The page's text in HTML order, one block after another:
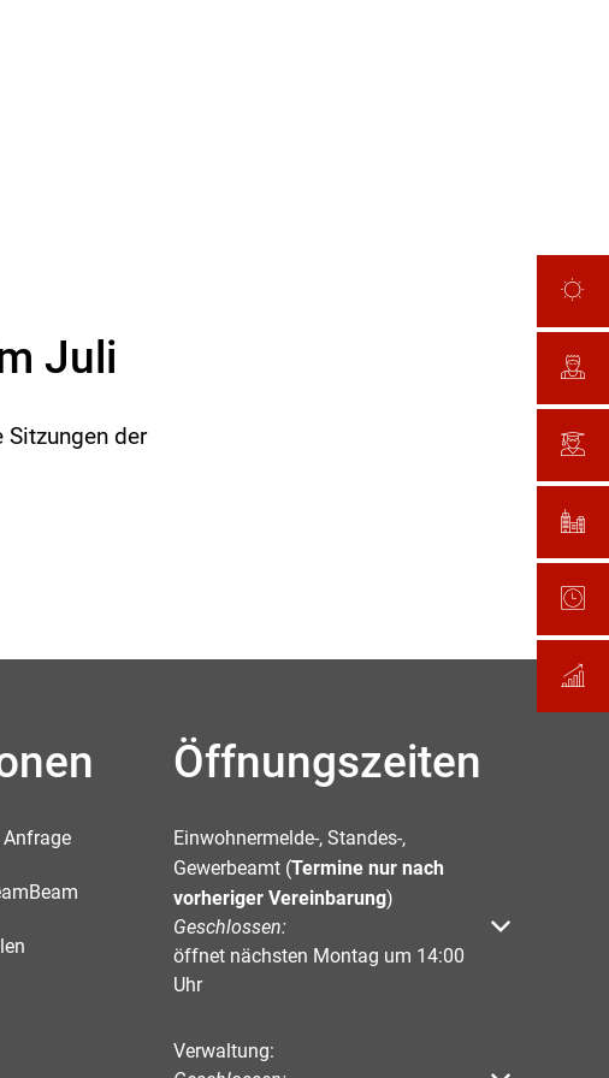
Juli
der
Öffnungszeiten
Einwohnermelde-, Standes-,
Gewerbeamt (Termine nur nach
vorheriger Vereinbarung)
Klicken, um weitere Öffnungs- oder Schließzeiten
Geschlossen:
öffnet nächsten Montag um 14:00
Uhr
Verwaltung: